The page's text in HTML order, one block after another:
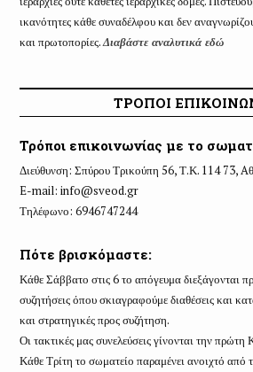
ικανότητες κάθε συναδέλφου και δεν
και πρωτοπορίες.Διαβάστε αναλυτικά εδώ
ΤΡΟΠΟΙ
Τρόποι επικοινωνίας με το
Διεύθυνση: Σπύρου Τρικούπη 56, Τ.Κ. 114 73,
E-mail: info@sveod.gr
Τηλέφωνο: 6946747244
Πότε βρισκόμαστε:
Κάθε Σάββατο στις 6 το απόγευμα διεξάγονται
συζητήσεις όπου σκιαγραφούμε διαθέσεις και
και στρατηγικές προς συζήτηση.
Οι τακτικές μας συνελεύσεις γίνονται την
Κάθε Τρίτη το σωματείο παραμένει ανοιχτό από